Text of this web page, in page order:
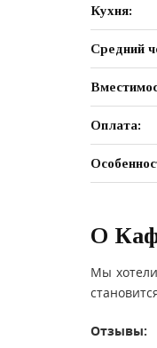
Кухня:
Средний
Оплата:
О
Мы
Отзывы: